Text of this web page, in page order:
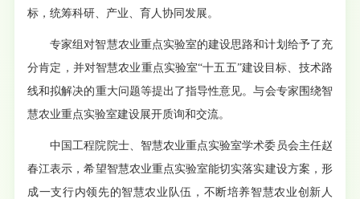
标，统筹科研、产业、育人协同发展。
专家组对智慧农业重点实验室的建设思路和计划给予了充
分肯定，并对智慧农业重点实验室“十五五”建设目标、技术路
线和拟解决的重大问题等提出了指导性意见。与会专家围绕智
慧农业重点实验室建设展开质询和交流。
中国工程院院士、智慧农业重点实验室学术委员会主任赵
春江表示，希望智慧农业重点实验室能切实落实建设方案，形
成一支行内领先的智慧农业队伍，不断培养智慧农业创新人